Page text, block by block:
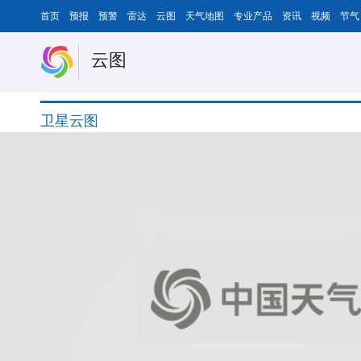
首页 预报 预警 雷达 云图 天气地图 专业产品 资讯 视频 节气
云图
卫星云图